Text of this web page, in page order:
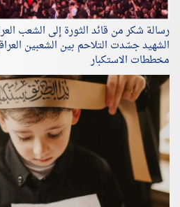
رسالة شكر من قائد الثورة إلى الشعب
الشهيد جسّدت التلاحم بين الشعبين
مخططات الاستكبار